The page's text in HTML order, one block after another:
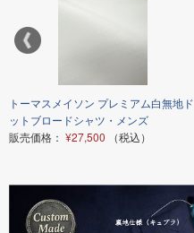
トーマスメイソン プレミアム白無地ド
ットブロードシャツ・メンズ
販売価格： ¥27,500 （税込）